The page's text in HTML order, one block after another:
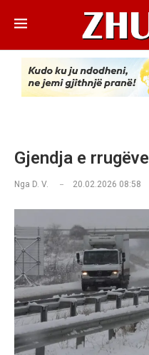
Gjendja e rrugëve
Nga D. V. 20.02.2026 08:58